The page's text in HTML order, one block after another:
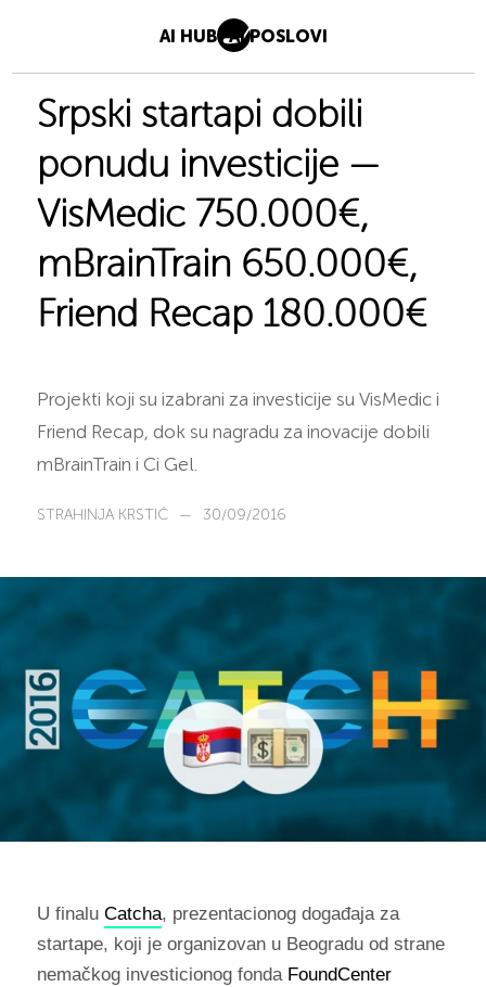
AI HUB AI POSLOVI
Srpski startapi dobili
ponudu investicije —
VisMedic 750.000€,
mBrainTrain 650.000€,
Friend Recap 180.000€
Projekti koji su izabrani za investicije su VisMedic i
Friend Recap, dok su nagradu za inovacije dobili
mBrainTrain i Ci Gel.
STRAHINJA KRSTIĆ — 30/09/2016
U finalu Catcha, prezentacionog događaja za
startape, koji je organizovan u Beogradu od strane
nemačkog investicionog fonda FoundCenter